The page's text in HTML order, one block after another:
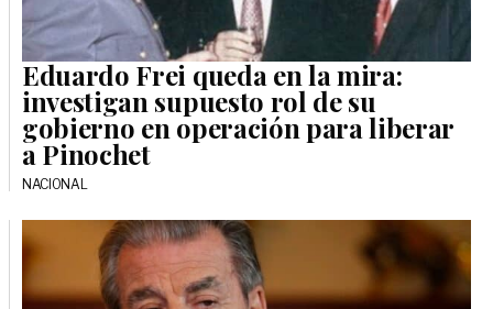
Eduardo Frei queda en la mira:
investigan supuesto rol de su
gobierno en operación para liberar
a Pinochet
NACIONAL